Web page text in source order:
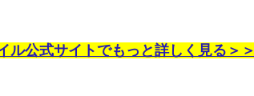
ル公式サイトでもっと詳しく見る＞＞